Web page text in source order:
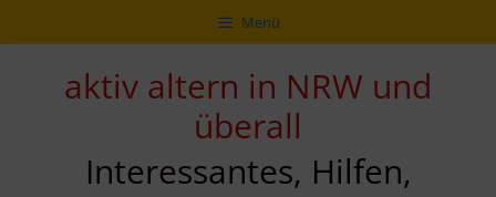
Inhalt
zur
Navigation
Inhalt
Menü
aktiv altern in NRW und
überall
Interessantes, Hilfen,